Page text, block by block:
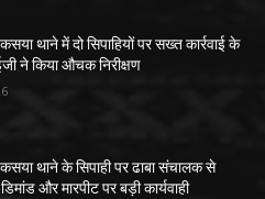
थाने में दो सिपाहियों पर सख्त कार्रवाई के
ने किया औचक निरीक्षण
थाने के सिपाही पर ढाबा संचालक से
और मारपीट पर बड़ी कार्यवाही